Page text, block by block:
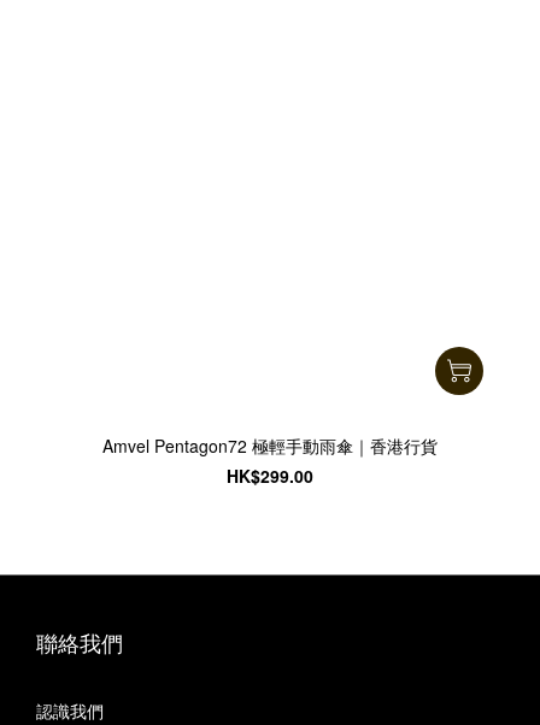
Amvel Pentagon72 極輕手動雨傘｜香港行貨
HK$299.00
聯絡我們
認識我們